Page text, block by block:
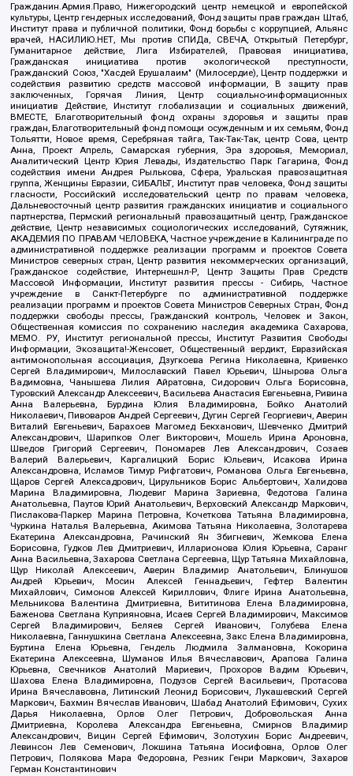
Гражданин.Армия.Право, Нижегородский центр немецкой и европейской
культуры, Центр гендерных исследований, Фонд защиты прав граждан Штаб,
Институт права и публичной политики, Фонд борьбы с коррупцией, Альянс
врачей, НАСИЛИЮ.НЕТ, Мы против СПИДа, СВЕЧА, Открытый Петербург,
Гуманитарное действие, Лига Избирателей, Правовая инициатива,
Гражданская инициатива против экологической преступности,
Гражданский Союз, "Хасдей Ерушалаим" (Милосердие), Центр поддержки и
содействия развитию средств массовой информации, В защиту прав
заключенных, Горячая Линия, Центр социально-информационных
инициатив Действие, Институт глобализации и социальных движений,
ВМЕСТЕ, Благотворительный фонд охраны здоровья и защиты прав
граждан, Благотворительный фонд помощи осужденным и их семьям, Фонд
Тольятти, Новое время, Серебряная тайга, Так-Так-Так, центр Сова, центр
Анна, Проект Апрель, Самарская губерния, Эра здоровья, Мемориал,
Аналитический Центр Юрия Левады, Издательство Парк Гагарина, Фонд
содействия имени Андрея Рылькова, Сфера, Уральская правозащитная
группа, Женщины Евразии, СИБАЛЬТ, Институт прав человека, Фонд защиты
гласности, Российский исследовательский центр по правам человека,
Дальневосточный центр развития гражданских инициатив и социального
партнерства, Пермский региональный правозащитный центр, Гражданское
действие, Центр независимых социологических исследований, Сутяжник,
АКАДЕМИЯ ПО ПРАВАМ ЧЕЛОВЕКА, Частное учреждение в Калининграде по
административной поддержке реализации программ и проектов Совета
Министров северных стран, Центр развития некоммерческих организаций,
Гражданское содействие, Интернешнл-Р, Центр Защиты Прав Средств
Массовой Информации, Институт развития прессы - Сибирь, Частное
учреждение в Санкт-Петербурге по административной поддержке
реализации программ и проектов Совета Министров Северных Стран, Фонд
поддержки свободы прессы, Гражданский контроль, Человек и Закон,
Общественная комиссия по сохранению наследия академика Сахарова,
МЕМО. РУ, Институт региональной прессы, Институт Развития Свободы
Информации, Экозащита!-Женсовет, Общественный вердикт, Евразийская
антимонопольная ассоциация, Дзугкоева Регина Николаевна, Кривенко
Сергей Владимирович, Милославский Павел Юрьевич, Шнырова Ольга
Вадимовна, Чанышева Лилия Айратовна, Сидорович Ольга Борисовна,
Туровский Александр Алексеевич, Васильева Анастасия Евгеньевна, Ривина
Анна Валерьевна, Бурдина Юлия Владимировна, Бойко Анатолий
Николаевич, Пивоваров Андрей Сергеевич, Дугин Сергей Георгиевич, Аверин
Виталий Евгеньевич, Барахоев Магомед Бекханович, Шевченко Дмитрий
Александрович, Шарипков Олег Викторович, Мошель Ирина Ароновна,
Шведов Григорий Сергеевич, Пономарев Лев Александрович, Созаев
Валерий Валерьевич, Каргалицкий Борис Юльевич, Исакова Ирина
Александровна, Исламов Тимур Рифгатович, Романова Ольга Евгеньевна,
Щаров Сергей Алексадрович, Цирульников Борис Альбертович, Халидова
Марина Владимировна, Людевиг Марина Зариевна, Федотова Галина
Анатольевна, Паутов Юрий Анатольевич, Верховский Александр Маркович,
Пислакова-Паркер Марина Петровна, Кочеткова Татьяна Владимировна,
Чуркина Наталья Валерьевна, Акимова Татьяна Николаевна, Золотарева
Екатерина Александровна, Рачинский Ян Збигневич, Жемкова Елена
Борисовна, Гудков Лев Дмитриевич, Илларионова Юлия Юрьевна, Саранг
Анна Васильевна, Захарова Светлана Сергеевна, Щур Татьяна Михайловна,
Щур Николай Алексеевич, Аверин Владимир Анатольевич, Блинушов
Андрей Юрьевич, Мосин Алексей Геннадьевич, Гефтер Валентин
Михайлович, Симонов Алексей Кириллович, Флиге Ирина Анатольевна,
Мельникова Валентина Дмитриевна, Вититинова Елена Владимировна,
Баженова Светлана Куприяновна, Исаев Сергей Владимирович, Максимов
Сергей Владимирович, Беляев Сергей Иванович, Голубева Елена
Николаевна, Ганнушкина Светлана Алексеевна, Закс Елена Владимировна,
Буртина Елена Юрьевна, Гендель Людмила Залмановна, Кокорина
Екатерина Алексеевна, Шуманов Илья Вячеславович, Арапова Галина
Юрьевна, Свечников Анатолий Мариевич, Прохоров Вадим Юрьевич,
Шахова Елена Владимировна, Подузов Сергей Васильевич, Протасова
Ирина Вячеславовна, Литинский Леонид Борисович, Лукашевский Сергей
Маркович, Бахмин Вячеслав Иванович, Шабад Анатолий Ефимович, Сухих
Дарья Николаевна, Орлов Олег Петрович, Добровольская Анна
Дмитриевна, Королева Александра Евгеньевна, Смирнов Владимир
Александрович, Вицин Сергей Ефимович, Золотухин Борис Андреевич,
Левинсон Лев Семенович, Локшина Татьяна Иосифовна, Орлов Олег
Петрович, Полякова Мара Федоровна, Резник Генри Маркович, Захаров
Герман Константинович